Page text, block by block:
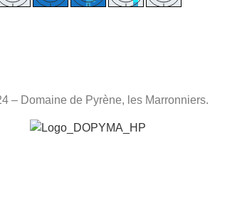
– Domaine de Pyrène, les Marronniers.